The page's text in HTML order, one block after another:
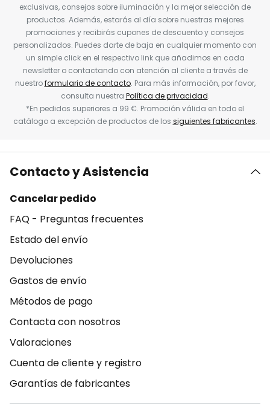
exclusivas, consejos sobre iluminación y la mejor selección de
productos. Además, estarás al día sobre nuestras mejores
promociones y recibirás cupones de descuento y consejos
personalizados. Puedes darte de baja en cualquier momento con
un simple click en el respectivo link que añadimos en cada
newsletter o contactando con atención al cliente a través de
nuestroformulario de contacto. Para más información, por favor,
consulta nuestra Política de privacidad.
*En pedidos superiores a 99 €. Promoción válida en todo el
catálogo a excepción de productos de los siguientes fabricantes.
Contacto y Asistencia
Cancelar pedido
FAQ - Preguntas frecuentes
Estado del envío
Devoluciones
Gastos de envío
Métodos de pago
Contacta con nosotros
Valoraciones
Cuenta de cliente y registro
Garantías de fabricantes